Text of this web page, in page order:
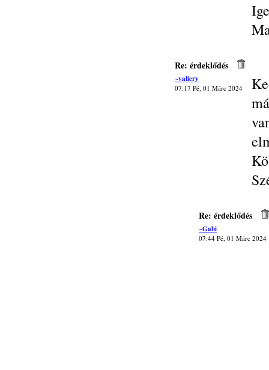
Re: érdeklődés
~valiery
07:17 Pé, 01 Márc 2024
Re: érdeklődés
~Gabi
07:44 Pé, 01 Márc 2024